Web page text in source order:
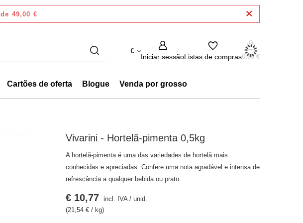
de 49,00 €
€
Iniciar sessãoListas de compras0,00 €
Cartões de oferta Blogue Venda por grosso
Vivarini - Hortelã-pimenta 0,5kg
A hortelã-pimenta é uma das variedades de hortelã mais
conhecidas e apreciadas. Confere uma nota agradável e intensa de
refrescância a qualquer bebida ou prato.
€ 10,77 incl. IVA/unid.
(21,54 € / kg)